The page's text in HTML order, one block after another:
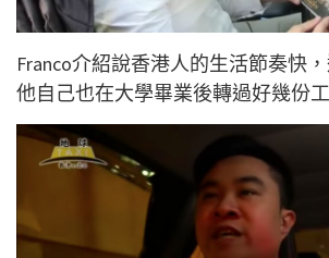
Franco介紹說香港人的生活節奏快
他自己也在大學畢業後轉過好幾份